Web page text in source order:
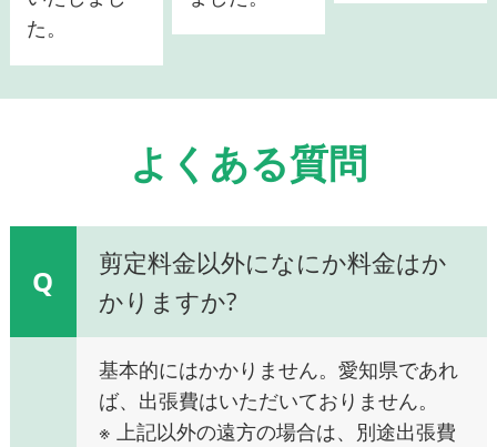
た。
よくある質問
Q
剪定料金以外になにか料金はか
かりますか?
基本的にはかかりません。愛知県であれ
ば、出張費はいただいておりません。
※ 上記以外の遠方の場合は、別途出張費